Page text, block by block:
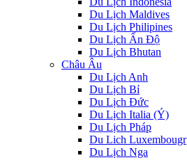
Du Lịch Maldives
Du Lịch Philipines
Du Lịch Ấn Độ
Du Lịch Bhutan
Châu Âu
Du Lịch Anh
Du Lịch Bỉ
Du Lịch Đức
Du Lịch Italia (Ý)
Du Lịch Pháp
Du Lich Luxembougr
Du Lịch Nga